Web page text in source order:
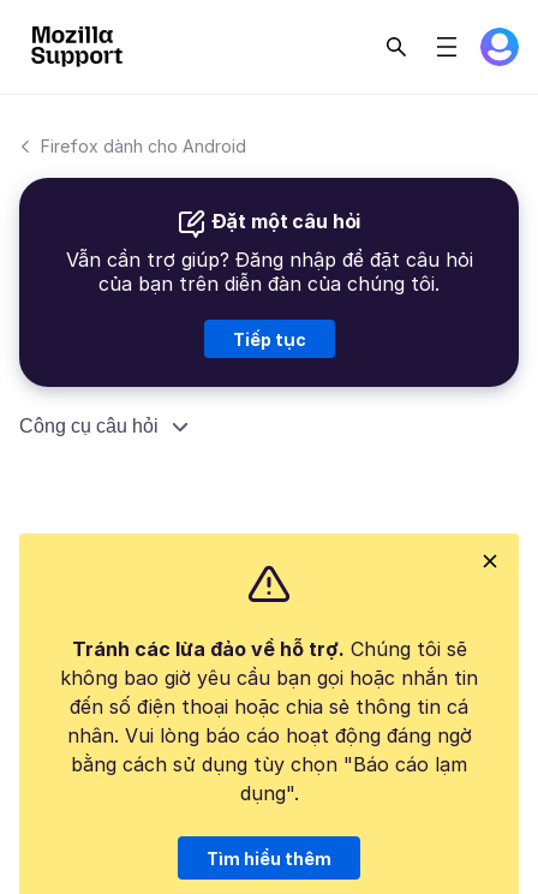
Firefox dành cho Android
Đặt một câu hỏi
Vẫn cần trợ giúp? Đăng nhập để đặt câu hỏi
của bạn trên diễn đàn của chúng tôi.
Tiếp tục
Công cụ câu hỏi
Tránh các lừa đảo về hỗ trợ. Chúng tôi sẽ
không bao giờ yêu cầu bạn gọi hoặc nhắn tin
đến số điện thoại hoặc chia sẻ thông tin cá
nhân. Vui lòng báo cáo hoạt động đáng ngờ
bằng cách sử dụng tùy chọn "Báo cáo lạm
dụng".
Tìm hiểu thêm